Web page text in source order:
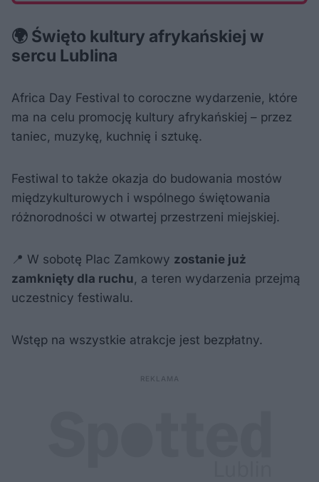
🌍 Święto kultury afrykańskiej w
sercu Lublina
Africa Day Festival to coroczne wydarzenie, które
ma na celu promocję kultury afrykańskiej – przez
taniec, muzykę, kuchnię i sztukę.
Festiwal to także okazja do budowania mostów
międzykulturowych i wspólnego świętowania
różnorodności w otwartej przestrzeni miejskiej.
📍 W sobotę Plac Zamkowy zostanie już
zamknięty dla ruchu , a teren wydarzenia przejmą
uczestnicy festiwalu.
Wstęp na wszystkie atrakcje jest bezpłatny.